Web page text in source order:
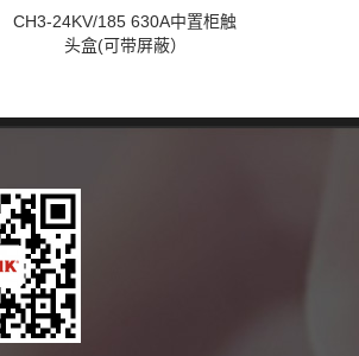
CH3-24KV/185 630A中置柜触
头盒(可带屏蔽）